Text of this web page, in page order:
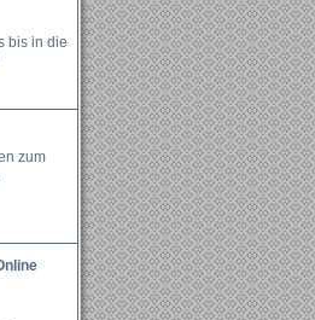
bis in die
zum